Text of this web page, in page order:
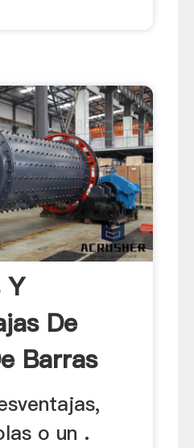
Y
De
Barras
...
o un .